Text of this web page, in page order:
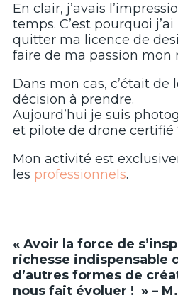
En clair, j’avais
temps. C’est pourquoi
quitter ma licence de
faire de ma passion mon
Dans mon cas, c’était de
décision à prendre.
Aujourd’hui je suis
et pilote de drone certifié
Mon activité est
les professionnels.
« Avoir la force de
richesse indispensable
d’autres formes de
nous fait évoluer ! » –